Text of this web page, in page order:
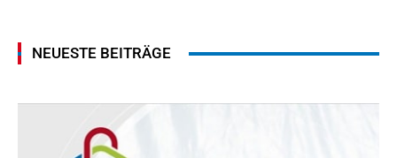
NEUESTE BEITRÄGE